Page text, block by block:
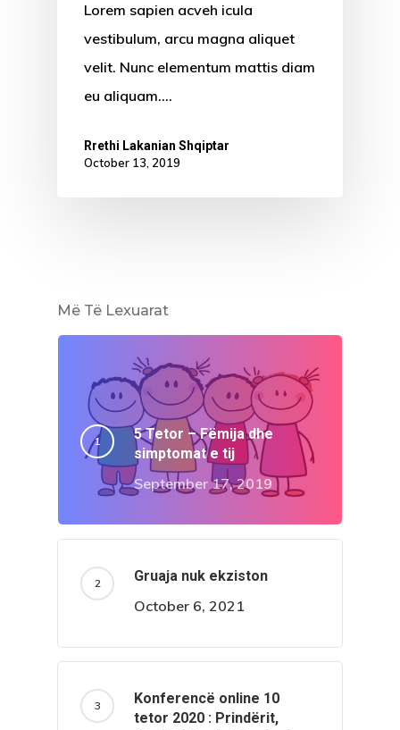
Lorem sapien acveh icula
vestibulum, arcu magna aliquet
velit. Nunc elementum mattis diam
eu aliquam.…
Rrethi Lakanian Shqiptar
October 13, 2019
Më Të Lexuarat
5 Tetor – Fëmija dhe
simptomat e tij
September 17, 2019
Gruaja nuk ekziston
October 6, 2021
Konferencë online 10
tetor 2020 : Prindërit,